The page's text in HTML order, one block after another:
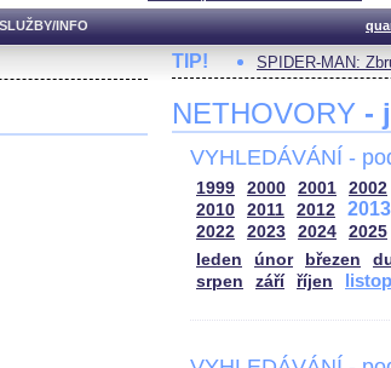
SLUŽBY/INFO
TIP! SPIDER-MAN:
NETHOVORY -
VYHLEDÁVÁNÍ -
1999 2000 2001 2002
2010
2011 2012 2013
2022
2023 2024 2025
leden
únor březen
srpen
září říjen